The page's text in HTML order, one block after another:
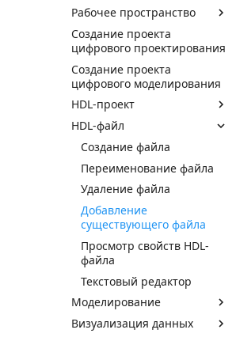
Рабочее пространство
Создание проекта
цифрового проектирования
Создание проекта
цифрового моделирования
HDL-проект
HDL-файл
Создание файла
Переименование файла
Удаление файла
Добавление
существующего файла
Просмотр свойств HDL-
файла
Текстовый редактор
Моделирование
Визуализация данных